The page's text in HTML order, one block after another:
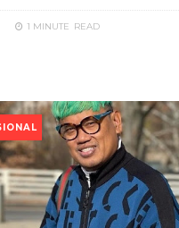
1 MINUTE READ